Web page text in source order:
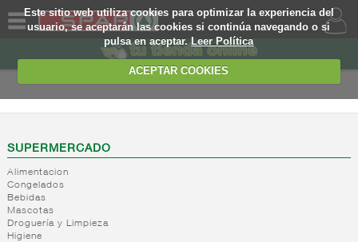
Este sitio web utiliza cookies para optimizar la experiencia del
usuario, se aceptarán las cookies si continúa navegando o si
pulsa en aceptar.Leer Política
ACEPTAR COOKIES
SOMOS
WEB
EJEMPLO
SUPERMERCADO
Alimentacion
Congelados
Bebidas
Mascotas
Droguería y Limpieza
Higiene